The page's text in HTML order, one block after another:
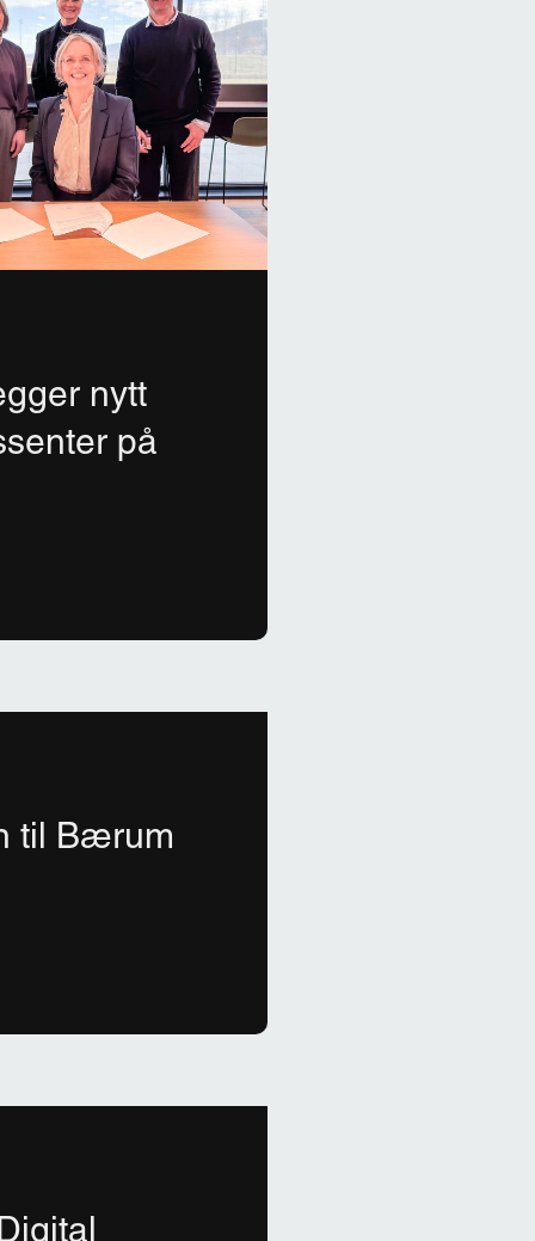
nytt
på
til Bærum